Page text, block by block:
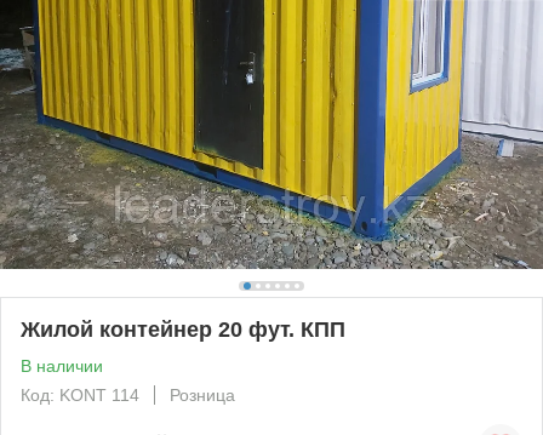
Жилой контейнер 20 фут. КПП
В наличии
Код: KONT 114
Розница